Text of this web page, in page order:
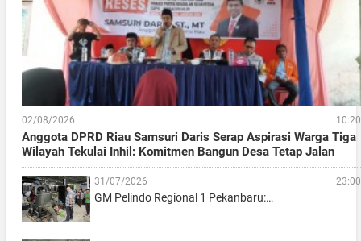
02/08/2026 10:20
Anggota DPRD Riau Samsuri Daris Serap Aspirasi Warga Tiga
Wilayah Tekulai Inhil: Komitmen Bangun Desa Tetap Jalan
31/07/2026 23:00
GM Pelindo Regional 1 Pekanbaru:…